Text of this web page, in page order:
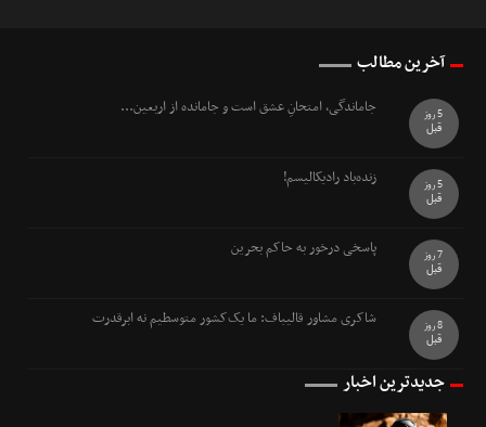
آخرین مطالب
جاماندگی، امتحانِ عشق است و جامانده از اربعین...
5 روز
قبل
زنده‌باد رادیکالیسم!
5 روز
قبل
پاسخی درخور به حاکم بحرین
7 روز
قبل
شاکری مشاور قالیباف: ما یک‌کشور متوسطیم نه ابرقدرت
8 روز
قبل
جدیدترین اخبار